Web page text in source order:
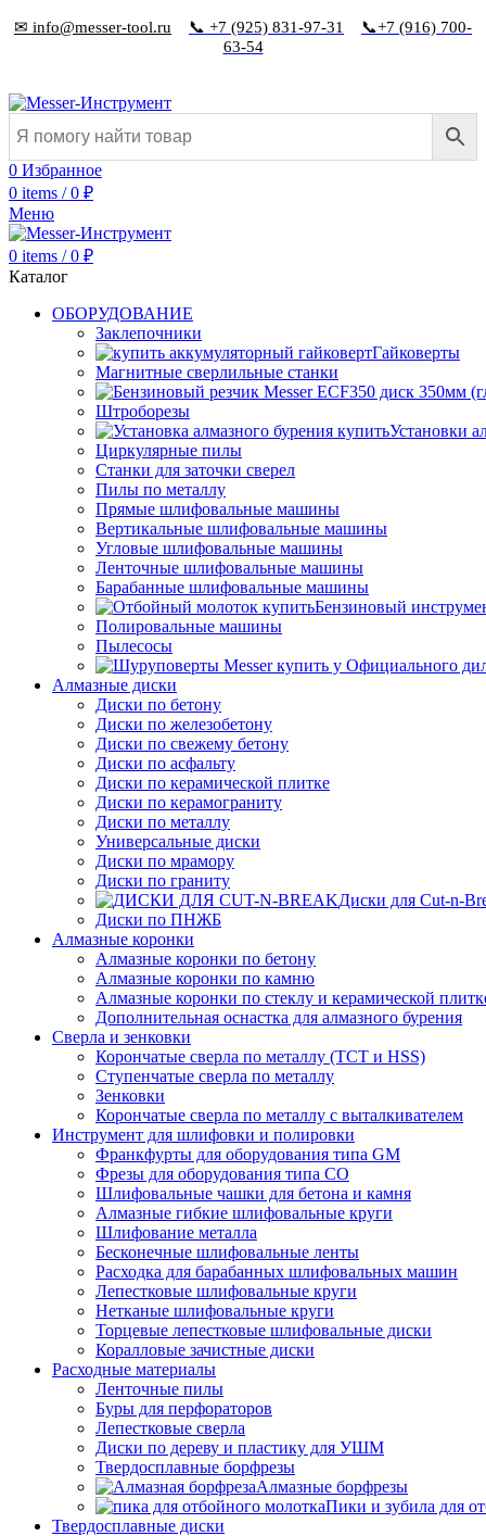
✉ info@messer-tool.ru 📞 +7 (925) 831-97-31
📞+7 (916) 700-
63-54
0 Избранное
0 items / 0 ₽
Меню
0 items / 0 ₽
Каталог
ОБОРУДОВАНИЕ
Заклепочники
Гайковерты
Магнитные сверлильные станки
Штроборезы
Установки
Циркулярные пилы
Станки для заточки сверел
Пилы по металлу
Прямые шлифовальные машины
Вертикальные шлифовальные машины
Угловые шлифовальные машины
Ленточные шлифовальные машины
Барабанные шлифовальные машины
Бензиновый
Полировальные машины
Пылесосы
Алмазные диски
Диски по бетону
Диски по железобетону
Диски по свежему бетону
Диски по асфальту
Диски по керамической плитке
Диски по керамограниту
Диски по металлу
Универсальные диски
Диски по мрамору
Диски по граниту
Диски для Cut-n-
Диски по ПНЖБ
Алмазные коронки
Алмазные коронки по бетону
Алмазные коронки по камню
Алмазные коронки по стеклу и керамической
Дополнительная оснастка для алмазного бурения
Сверла и зенковки
Корончатые сверла по металлу (TCT и HSS)
Ступенчатые сверла по металлу
Зенковки
Корончатые сверла по металлу c выталкивателем
Инструмент для шлифовки и полировки
Франкфурты для оборудования типа GM
Фрезы для оборудования типа СО
Шлифовальные чашки для бетона и камня
Алмазные гибкие шлифовальные круги
Шлифование металла
Бесконечные шлифовальные ленты
Расходка для барабанных шлифовальных машин
Лепестковые шлифовальные круги
Нетканые шлифовальные круги
Торцевые лепестковые шлифовальные диски
Коралловые зачистные диски
Расходные материалы
Ленточные пилы
Буры для перфораторов
Лепестковые сверла
Диски по дереву и пластику для УШМ
Твердосплавные борфрезы
Алмазные борфрезы
Пики и зубила для
Твердосплавные диски